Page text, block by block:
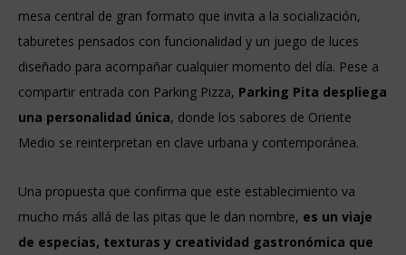
mesa central de gran formato que invita a la socialización,
taburetes pensados con funcionalidad y un juego de luces
diseñado para acompañar cualquier momento del día. Pese a
compartir entrada con Parking Pizza, Parking Pita despliega
una personalidad única, donde los sabores de Oriente
Medio se reinterpretan en clave urbana y contemporánea.
Una propuesta que confirma que este establecimiento va
mucho más allá de las pitas que le dan nombre, es un viaje
de especias, texturas y creatividad gastronómica que